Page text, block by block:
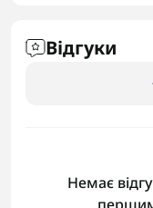
Відгуки
Немає